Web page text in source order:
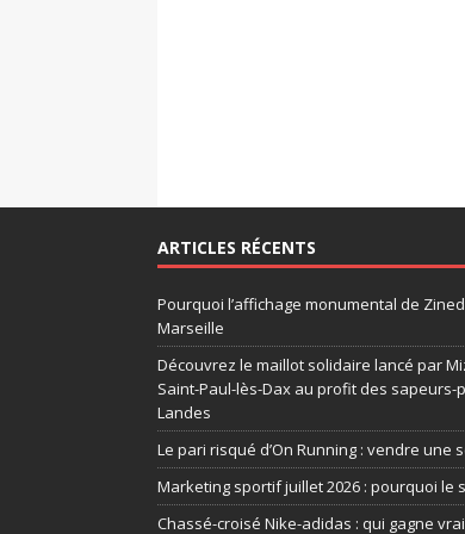
ARTICLES RÉCENTS
Pourquoi l’affichage monumental de
Marseille
Découvrez le maillot solidaire lancé par
Saint-Paul-lès-Dax au profit des
Landes
Le pari risqué d’On Running : vendre une
Marketing sportif juillet 2026 : pourquoi
Chassé-croisé Nike-adidas : qui gagne